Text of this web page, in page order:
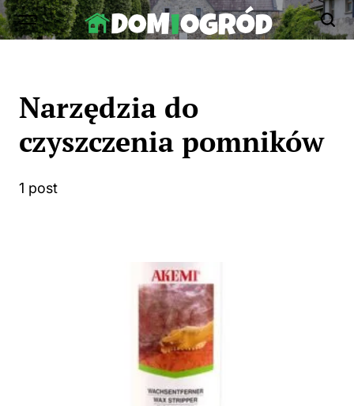
Skip
to
Narzędzia do
czyszczenia pomników
1 post